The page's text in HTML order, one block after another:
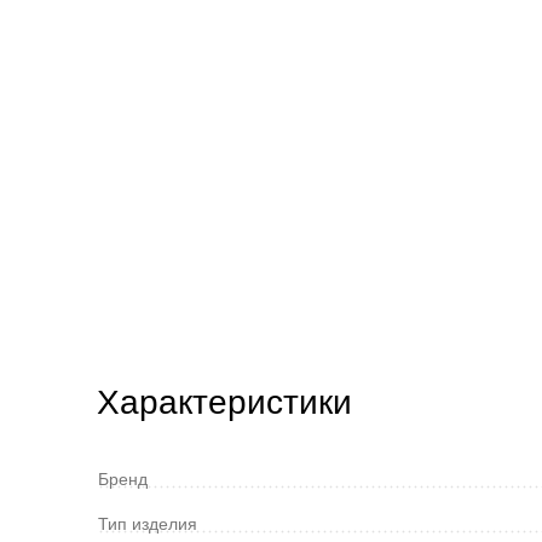
Характеристики
Бренд
Тип изделия